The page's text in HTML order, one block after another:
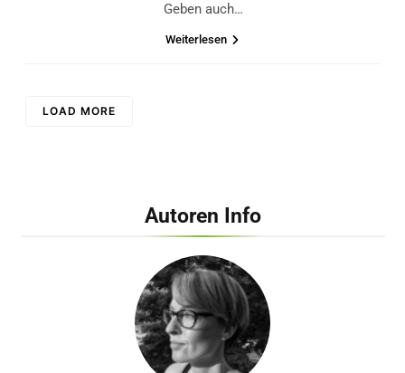
Geben auch…
Weiterlesen
LOAD MORE
Autoren Info